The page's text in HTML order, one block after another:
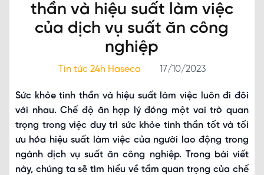
thần và hiệu suất làm việc
của dịch vụ suất ăn công
nghiệp
Tin tức 24h Haseca 17/10/2023
Sức khỏe tinh thần và hiệu suất làm việc luôn đi đôi
với nhau. Chế độ ăn hợp lý đóng một vai trò quan
trọng trong việc duy trì sức khỏe tinh thần tốt và tối
ưu hóa hiệu suất làm việc của người lao động trong
ngành dịch vụ suất ăn công nghiệp. Trong bài viết
này, chúng ta sẽ tìm hiểu về tầm quan trọng của chế